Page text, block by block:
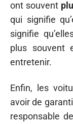
ont souvent
qui signifie
signifie
plus souvent
entretenir.
Enfin, les
avoir de
responsable